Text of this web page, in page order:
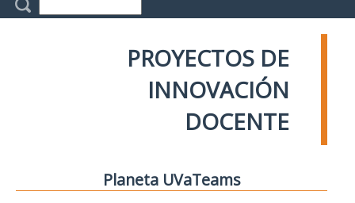
PROYECTOS DE
INNOVACIÓN
DOCENTE
Planeta UVaTeams